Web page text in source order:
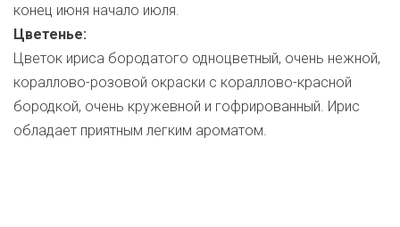
конец июня начало июля.
Цветенье:
Цветок ириса бородатого одноцветный, очень нежной,
кораллово-розовой окраски с кораллово-красной
бородкой, очень кружевной и гофрированный. Ирис
обладает приятным легким ароматом.